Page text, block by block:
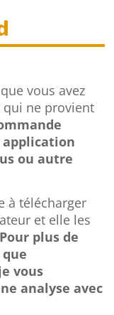
vous avez
ne provient
ou autre
à télécharger
et elle les
Pour plus de
vous
analyse avec